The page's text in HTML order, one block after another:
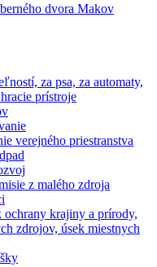
dvora Makov
za psa, za automaty,
prístroje
verejného priestranstva
z malého zdroja
ochrany krajiny a prírody,
zdrojov, úsek miestnych